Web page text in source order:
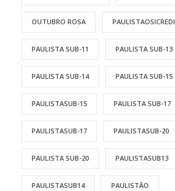
OUTUBRO ROSA PAULISTAOSICREDI
PAULISTA SUB-11 PAULISTA SUB-13
PAULISTA SUB-14 PAULISTA SUB-15
PAULISTASUB-15 PAULISTA SUB-17
PAULISTASUB-17 PAULISTASUB-20
PAULISTA SUB-20 PAULISTASUB13
PAULISTASUB14 PAULISTÃO